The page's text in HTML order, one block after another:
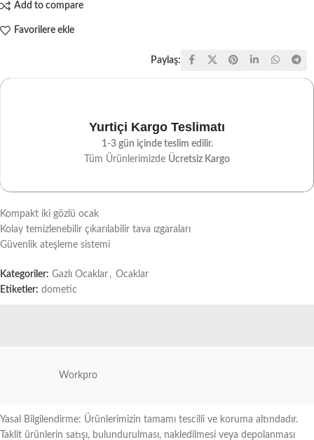
Add to compare
Favorilere ekle
Paylaş:
Yurtiçi Kargo Teslimatı
1-3 gün içinde teslim edilir.
Tüm Ürünlerimizde Ücretsiz Kargo
Kompakt iki gözlü ocak
Kolay temizlenebilir çıkarılabilir tava ızgaraları
Güvenlik ateşleme sistemi
Kategoriler: Gazlı Ocaklar , Ocaklar
Etiketler: dometic
Workpro
Yasal Bilgilendirme: Ürünlerimizin tamamı tescilli ve koruma altındadır.
Taklit ürünlerin satışı, bulundurulması, nakledilmesi veya depolanması